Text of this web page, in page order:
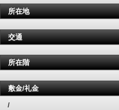
所在地
交通
所在階
敷金/礼金
/